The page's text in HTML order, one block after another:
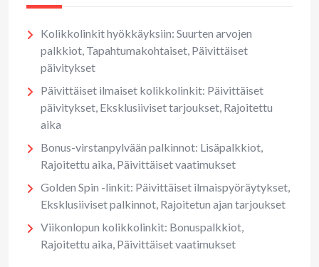
Kolikkolinkit hyökkäyksiin: Suurten arvojen
palkkiot, Tapahtumakohtaiset, Päivittäiset
päivitykset
Päivittäiset ilmaiset kolikkolinkit: Päivittäiset
päivitykset, Eksklusiiviset tarjoukset, Rajoitettu
aika
Bonus-virstanpylvään palkinnot: Lisäpalkkiot,
Rajoitettu aika, Päivittäiset vaatimukset
Golden Spin -linkit: Päivittäiset ilmaispyöräytykset,
Eksklusiiviset palkinnot, Rajoitetun ajan tarjoukset
Viikonlopun kolikkolinkit: Bonuspalkkiot,
Rajoitettu aika, Päivittäiset vaatimukset